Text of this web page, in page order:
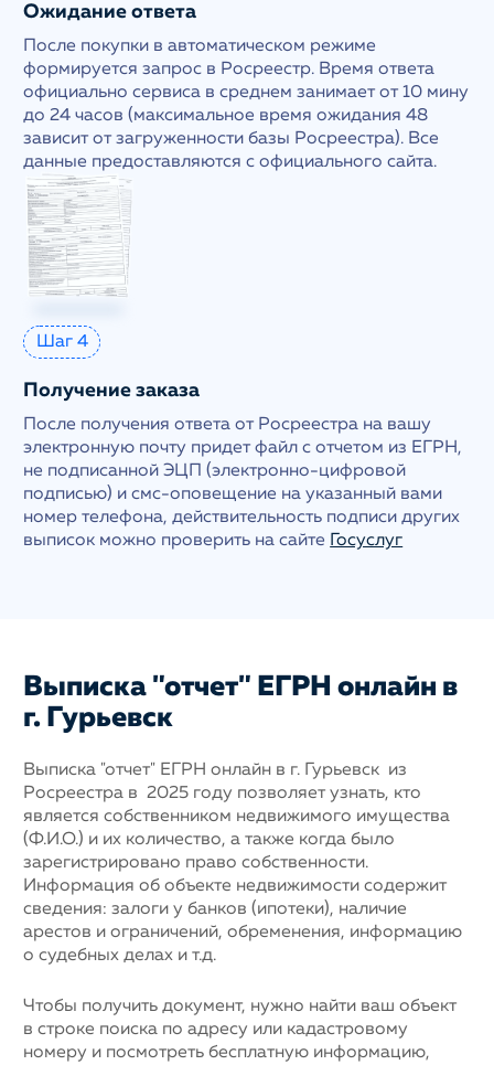
Ожидание ответа
После покупки в автоматическом режиме
формируется запрос в Росреестр. Время ответа
официально сервиса в среднем занимает от 10 мину
до 24 часов (максимальное время ожидания 48
зависит от загруженности базы Росреестра). Все
данные предоставляются с официального сайта.
Шаг 4
Получение заказа
После получения ответа от Росреестра на вашу
электронную почту придет файл с отчетом из ЕГРН,
не подписанной ЭЦП (электронно-цифровой
подписью) и смс-оповещение на указанный вами
номер телефона, действительность подписи других
выписок можно проверить на сайте
Госуслуг
Выписка "отчет" ЕГРН онлайн в
г. Гурьевск
Выписка "отчет" ЕГРН онлайн в г. Гурьевск из
Росреестра в 2025 году позволяет узнать, кто
является собственником недвижимого имущества
(Ф.И.О.) и их количество, а также когда было
зарегистрировано право собственности.
Информация об объекте недвижимости содержит
сведения: залоги у банков (ипотеки), наличие
арестов и ограничений, обременения, информацию
о судебных делах и т.д.
Чтобы получить документ, нужно найти ваш объект
в строке поиска по адресу или кадастровому
номеру и посмотреть бесплатную информацию,